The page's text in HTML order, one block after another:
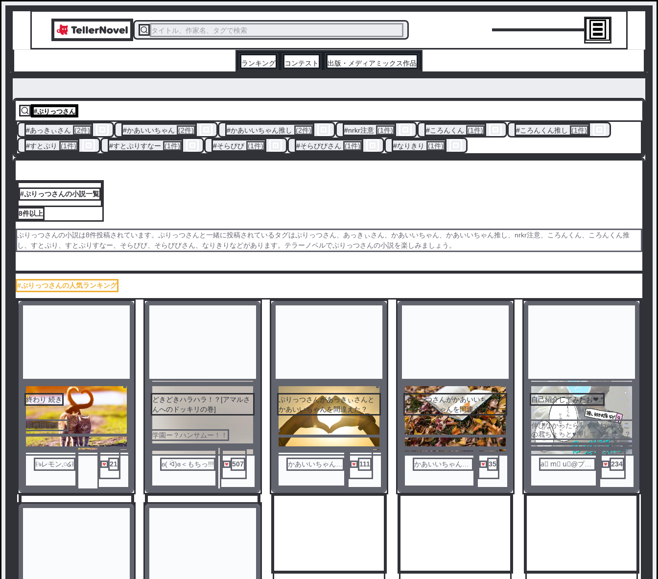
タイトル、作家名、タグで検索
ランキング コンテスト 出版・メディアミックス作品
#ぷりっつさん
#あっきぃさん (2件) #かあいいちゃん (2件) #かあいいちゃん推し (2件) #nrkr注意 (1件) #ころんくん (1件) #ころんくん推し
(1件)
#すとぷり (1件) #すとぷりすなー (1件) #そらびび (1件) #そらびびさん (1件) #なりきり (1件)
#ぷりっつさんの小説一覧
8件以上
ぷりっつさんの小説は8件投稿されています。ぷりっつさんと一緒に投稿されているタグはぷりっつさん、あっきぃさん、かあいいちゃん、かあいいちゃん推し、nrkr注意、ころんくん、ころんくん推
し、すとぷり、すとぷりすなー、そらびび、そらびびさん、なりきりなどがあります。テラーノベルでぷりっつさんの小説を楽しみましょう。
#ぷりっつさんの人気ランキング
終わり 続き
最終回です。
꒰ঌレモン‪𓈒𓏸໒꒱ 21
どきどきハラハラ！？[アマルさ
んへのドッキリの巻]
学園ー？ハンサムー！！
ʚ( ᐛ)ɞ＜もちっ!!! 507
ぷりっつさんがあっきぃさんと
かあいいちゃんを間違えた？
かあいいちゃんの
111
ぷりっつさんがかあいいちゃん
となーなちゃんを間違えた？！
かあいいちゃんの
35
自己紹介してみたお❤︎.*
伸びなかったら恥ずいねwwそこ
の君ちょっと♥押してみません？
a⃨ m⃨ u⃨@プロ
234